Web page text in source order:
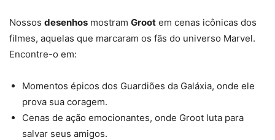
Nossos desenhos mostram Groot em cenas icônicas dos
filmes, aquelas que marcaram os fãs do universo Marvel.
Encontre-o em:
Momentos épicos dos Guardiões da Galáxia, onde ele
prova sua coragem.
Cenas de ação emocionantes, onde Groot luta para
salvar seus amigos.